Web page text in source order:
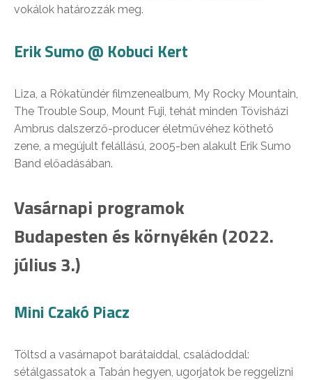
vokálok határozzák meg.
Erik Sumo @ Kobuci Kert
Liza, a Rókatündér filmzenealbum, My Rocky Mountain,
The Trouble Soup, Mount Fuji, tehát minden Tövisházi
Ambrus dalszerző-producer életművéhez köthető
zene, a megújult felállású, 2005-ben alakult Erik Sumo
Band előadásában.
Vasárnapi programok
Budapesten és környékén (2022.
július 3.)
Mini Czakó Piacz
Töltsd a vasárnapot barátaiddal, családoddal:
sétálgassatok a Tabán hegyen, ugorjatok be reggelizni